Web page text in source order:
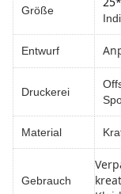
Größe
Entwurf
Druckerei
Material
Gebrauch